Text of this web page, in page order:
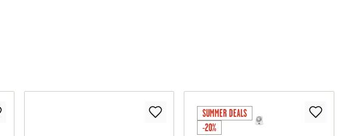
SUMMER DEALS
-20%